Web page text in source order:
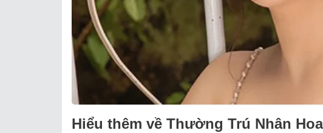
Hiểu thêm về Thường Trú Nhân